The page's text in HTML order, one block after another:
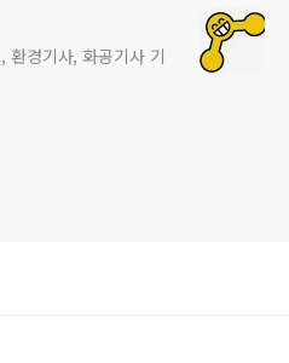
환경기사, 화공기사 기